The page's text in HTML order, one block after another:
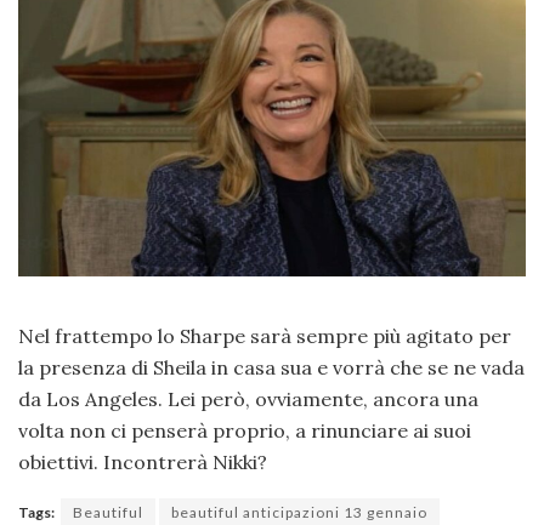
Nel frattempo lo Sharpe sarà sempre più agitato per
la presenza di Sheila in casa sua e vorrà che se ne vada
da Los Angeles. Lei però, ovviamente, ancora una
volta non ci penserà proprio, a rinunciare ai suoi
obiettivi. Incontrerà Nikki?
Tags: Beautiful beautiful anticipazioni 13 gennaio